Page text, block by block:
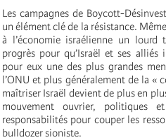
Les campagnes de Boycott-
un élément clé de la résistance.
à l’économie israélienne un
progrès pour qu’Israël et ses alliés
pour eux une des plus grandes
l’ONU et plus généralement de la «
maîtriser Israël devient de plus en
mouvement ouvrier, politiques
responsabilités pour couper les
bulldozer sioniste.